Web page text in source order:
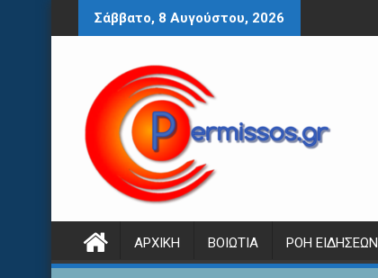
Περάστε
στο
Σάββατο, 8 Αυγούστου, 2026
ΑΡΧΙΚΉ ΒΟΙΩΤΊΑ ΡΟΉ ΕΙΔΉΣΕΩΝ